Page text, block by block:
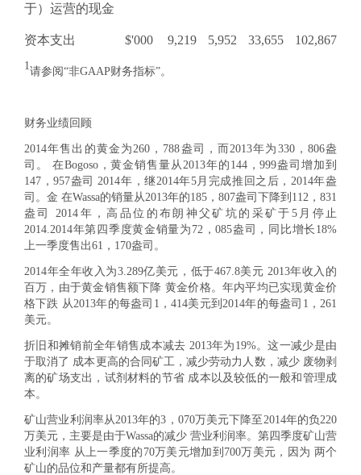
于）运营的现金
资本支出 $'000 9,219 5,952 33,655 102,867
1 请参阅“非GAAP财务指标”。
财务业绩回顾
2014年售出的黄金为260，788盎司，而2013年为330，806盎
司。 在Bogoso，黄金销售量从2013年的144，999盎司增加到
147，957盎司 2014年，继2014年5月完成推回之后，2014年盎
司。金 在Wassa的销量从2013年的185，807盎司下降到112，831
盎司 2014年，高品位的布朗神父矿坑的采矿于5月停止
2014.2014年第四季度黄金销量为72，085盎司，同比增长18%
上一季度售出61，170盎司。
2014年全年收入为3.289亿美元，低于467.8美元 2013年收入的
百万，由于黄金销售额下降 黄金价格。年内平均已实现黄金价
格下跌 从2013年的每盎司1，414美元到2014年的每盎司1，261
美元。
折旧和摊销前全年销售成本减去 2013年为19%。这一减少是由
于取消了 成本更高的合同矿工，减少劳动力人数，减少 废物剥
离的矿场支出，试剂材料的节省 成本以及较低的一般和管理成
本。
矿山营业利润率从2013年的3，070万美元下降至2014年的负220
万美元，主要是由于Wassa的减少 营业利润率。第四季度矿山营
业利润率 从上一季度的70万美元增加到700万美元，因为 两个
矿山的品位和产量都有所提高。